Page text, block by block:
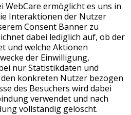
WebCare ermöglicht es uns in
Interaktionen der Nutzer
Consent Banner zu
dabei lediglich auf, ob der
und welche Aktionen
der Einwilligung,
nur Statistikdaten und
konkreten Nutzer bezogen
des Besuchers wird dabei
verwendet und nach
vollständig gelöscht.